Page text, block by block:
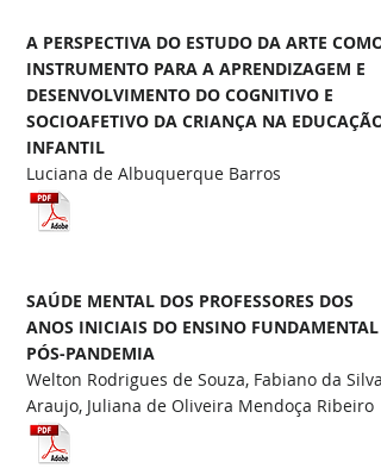
Luciana de Albuquerque Barros
A PERSPECTIVA DO ESTUDO DA ARTE COMO
INSTRUMENTO PARA A APRENDIZAGEM E
DESENVOLVIMENTO DO COGNITIVO E
SOCIOAFETIVO DA CRIANÇA NA EDUCAÇÃO
INFANTIL
Welton Rodrigues de Souza, Fabiano da Silva
Araujo, Juliana de Oliveira Mendoça Ribeiro
SAÚDE MENTAL DOS PROFESSORES DOS
ANOS INICIAIS DO ENSINO FUNDAMENTAL
PÓS-PANDEMIA